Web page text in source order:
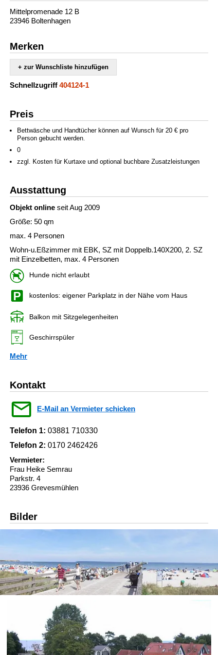
Mittelpromenade 12 B
23946 Boltenhagen
Merken
+ zur Wunschliste hinzufügen
Schnellzugriff 404124-1
Preis
Bettwäsche und Handtücher können auf Wunsch für 20 € pro
Person gebucht werden.
0
zzgl. Kosten für Kurtaxe und optional buchbare Zusatzleistungen
Ausstattung
Objekt online seit Aug 2009
Größe: 50 qm
max. 4 Personen
Wohn-u.Eßzimmer mit EBK, SZ mit Doppelb.140X200, 2. SZ
mit Einzelbetten, max. 4 Personen
Hunde nicht erlaubt
kostenlos: eigener Parkplatz in der Nähe vom Haus
Balkon mit Sitzgelegenheiten
Geschirrspüler
Mehr
Kontakt
E-Mail an Vermieter schicken
Telefon 1: 03881 710330
Telefon 2: 0170 2462426
Vermieter:
Frau Heike Semrau
Parkstr. 4
23936 Grevesmühlen
Bilder